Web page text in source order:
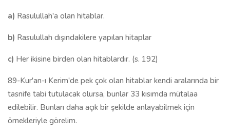
a) Rasulullah'a olan hitablar.
b) Rasulullah dışındakilere yapılan hitaplar
c) Her ikisine birden olan hitablardır. (s. 192)
89-Kur'an-ı Kerim'de pek çok olan hitablar kendi aralarında bir
tasnife tabi tutulacak olursa, bunlar 33 kısımda mütalaa
edilebilir. Bunları daha açık bir şekilde anlayabilmek için
örnekleriyle görelim.